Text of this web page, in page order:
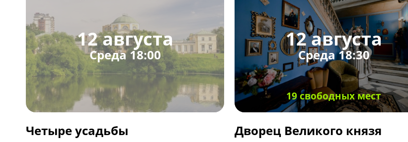
12 августа
Среда 18:00
Четыре усадьбы
12 августа
Среда 18:30
19 свободных мест
Дворец Великого князя